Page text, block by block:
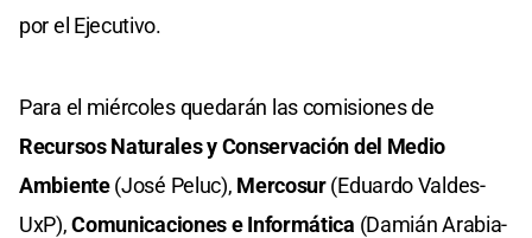
por el Ejecutivo.
Para el miércoles quedarán las comisiones de
Recursos Naturales y Conservación del Medio
Ambiente(José Peluc), Mercosur(Eduardo Valdes-
UxP),Comunicaciones e Informática (Damián Arabia-